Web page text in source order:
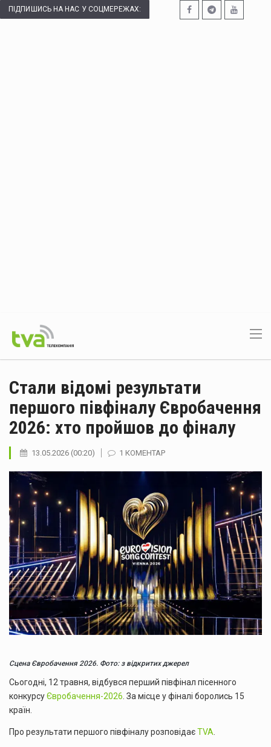
ПІДПИШИСЬ НА НАС У СОЦМЕРЕЖАХ:
Стали відомі результати
першого півфіналу Євробачення
2026: хто пройшов до фіналу
13.05.2026 (00:20) 1 КОМЕНТАР
Сцена Євробачення 2026. Фото: з відкритих джерел
Сьогодні, 12 травня, відбувся перший півфінал пісенного
конкурсуЄвробачення-2026 . За місце у фіналі боролись 15
країн.
Про результати першого півфіналу розповідаєTVA